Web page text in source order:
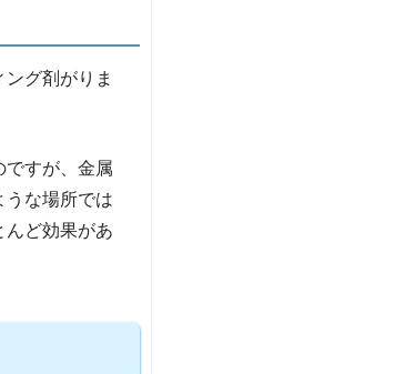
グ剤がりま
ですが、金属
うな場所では
んど効果があ